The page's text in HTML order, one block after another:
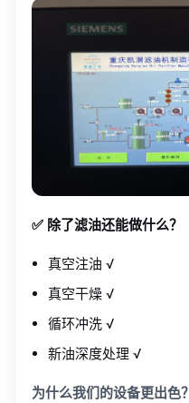
✅ 除了滤油还能做什么？
真空注油 √
真空干燥 √
循环冲洗 √
新油深度处理 √
为什么我们的设备更出色？